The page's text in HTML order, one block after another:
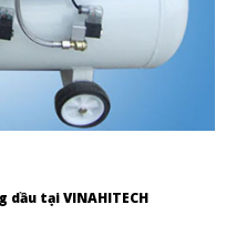
dầu tại VINAHITECH